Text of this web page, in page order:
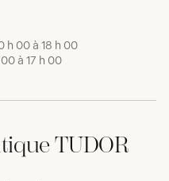
h 00 à 18 h 00
à 17 h 00
TUDOR